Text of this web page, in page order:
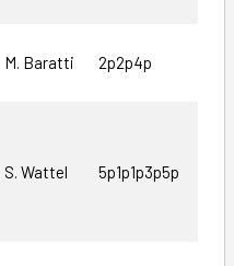
M. Baratti 2p2p4p
S. Wattel 5p1p1p3p5p